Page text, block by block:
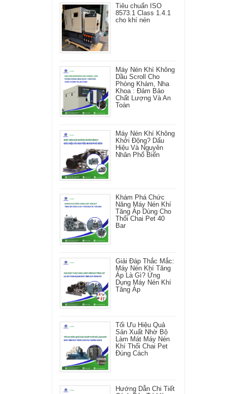
Tiêu chuẩn ISO
8573.1 Class 1.4.1
cho khí nén
Máy Nén Khí Không
Dầu Scroll Cho
Phòng Khám, Nha
Khoa : Đảm Bảo
Chất Lượng Và An
Toàn
Máy Nén Khí Không
Khởi Động? Dấu
Hiệu Và Nguyên
Nhân Phổ Biến
Khám Phá Chức
Năng Máy Nén Khí
Tăng Áp Dùng Cho
Thổi Chai Pet 40
Bar
Giải Đáp Thắc Mắc:
Máy Nén Khí Tăng
Áp Là Gì? Ứng
Dụng Máy Nén Khí
Tăng Áp
Tối Ưu Hiệu Quả
Sản Xuất Nhờ Bộ
Làm Mát Máy Nén
Khí Thổi Chai Pet
Đúng Cách
Hướng Dẫn Chi Tiết